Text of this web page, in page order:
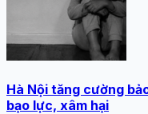
Hà Nội tăng cường
bạo lực, xâm hại